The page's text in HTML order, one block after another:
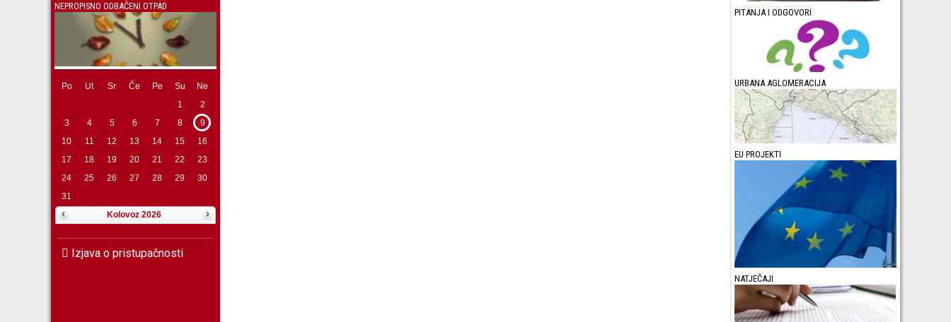
NEPROPISNO ODBAČENI OTPAD
Po Ut Sr Če Pe Su
Ne
1
2
3
4 5 6 7 8
9
10
11 12 13 14 15
16
17
18 19 20 21 22
23
24
25 26 27 28 29
30
31
Kolovoz 2026
Izjava o pristupačnosti
PITANJA I ODGOVORI
URBANA AGLOMERACIJA
EU PROJEKTI
NATJEČAJI